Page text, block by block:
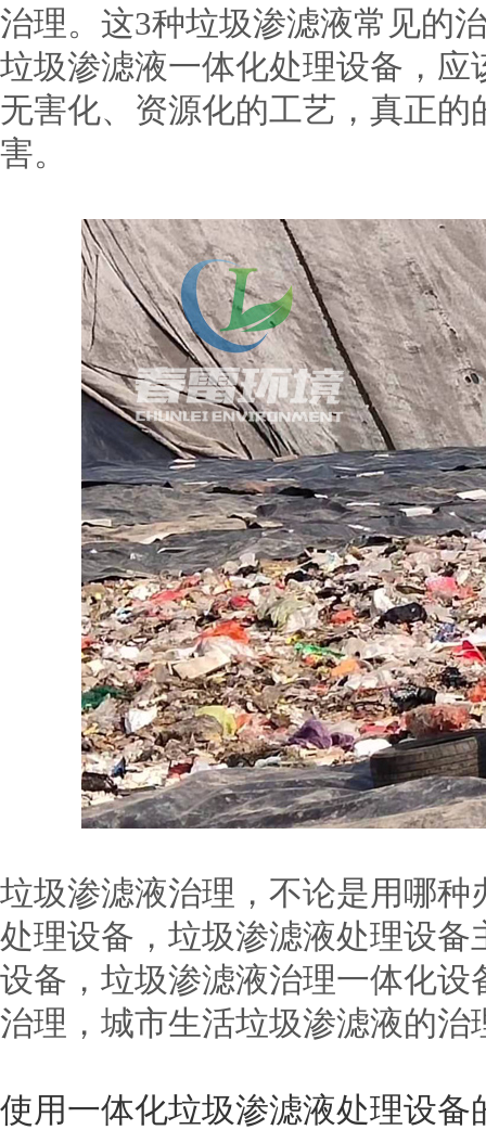
治理。这3种垃圾渗滤液常见的
垃圾渗滤液一体化处理设备，
无害化、资源化的工艺，真正
害。
垃圾渗滤液治理，不论是用哪
处理设备，垃圾渗滤液处理设
设备，垃圾渗滤液治理一体化
治理，城市生活垃圾渗滤液的
使用一体化垃圾渗滤液处理设